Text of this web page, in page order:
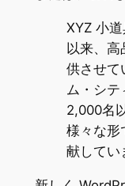
XYZ 小
以来、高
供させて
ム・シテ
2,000名
様々な形
献してい